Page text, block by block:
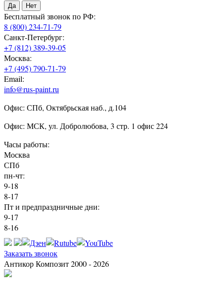
Да Нет
Бесплатный звонок по РФ:
8 (800) 234-71-79
Санкт-Петербург:
+7 (812) 389-39-05
Москва:
+7 (495) 790-71-79
Email:
info@rus-paint.ru
Офис: СПб, Октябрьская наб., д.104
Офис: МСК, ул. Добролюбова, 3 стр. 1 офис 224
Часы работы:
Москва
СПб
пн-чт:
9-18
8-17
Пт и предпраздничные дни:
9-17
8-16
Заказать звонок
Антикор Композит 2000 - 2026